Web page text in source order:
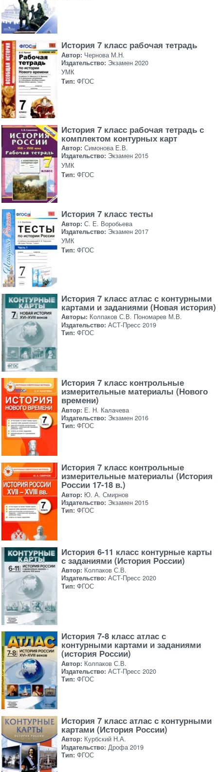
История 7 класс рабочая тетрадь
Автор: Чернова М.Н.
Издательство: Экзамен 2020
УМК
Тип: ФГОС
История 7 класс рабочая тетрадь с
комплектом контурных карт
Автор: Симонова Е.В.
Издательство: Экзамен 2015
УМК
Тип: ФГОС
История 7 класс тесты
Автор: С. Е. Воробьева
Издательство: Экзамен 2017
УМК
Тип: ФГОС
История 7 класс атлас с контурными
картами и заданиями (Новая история)
Авторы: Колпаков С.В. Пономарев М.В.
Издательство: АСТ-Пресс 2019
Тип: ФГОС
История 7 класс контрольные
измерительные материалы (Нового
времени)
Автор: Е. Н. Калачева
Издательство: Экзамен 2016
Тип: ФГОС
История 7 класс контрольные
измерительные материалы (История
России 17-18 в.)
Автор: Ю. А. Смирнов
Издательство: Экзамен 2015
Тип: ФГОС
История 6-11 класс контурные карты
с заданиями (История России)
Автор: Колпаков С.В.
Издательство: АСТ-Пресс 2020
Тип: ФГОС
История 7-8 класс атлас с
контурными картами и заданиями
(история России)
Автор: Колпаков С.В.
Издательство: АСТ-Пресс 2020
Тип: ФГОС
История 7 класс атлас с контурными
картами (История России)
Автор: Курбский Н.А.
Издательство: Дрофа 2019
Тип: ФГОС